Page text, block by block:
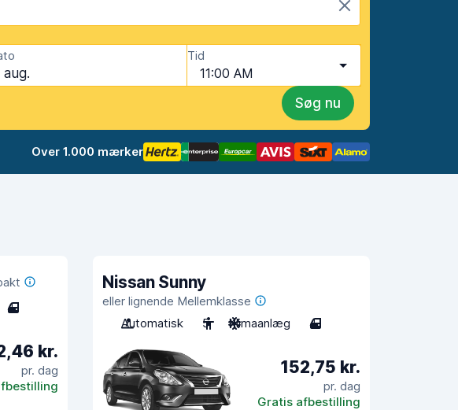
aug.
Tid
11:00 AM
Søg nu
Over 1.000 mærker
4
kr.
pr. dag
Nissan Sunny
eller lignende Mellemklasse
Automatisk
5 Klimaanlæg 4
152,75 kr.
pr. dag
Gratis afbestilling